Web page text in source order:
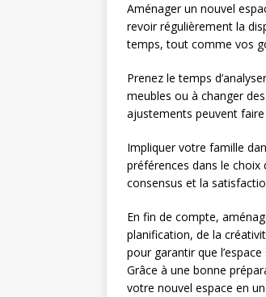
Aménager un nouvel
revoir régulièrement la
temps, tout comme vos
Prenez le temps
meubles ou à changer
ajustements peuvent
Impliquer votre famille
préférences dans le choix
consensus et la
En fin de compte,
planification, de la
pour garantir que
Grâce à une bonne
votre nouvel espace en